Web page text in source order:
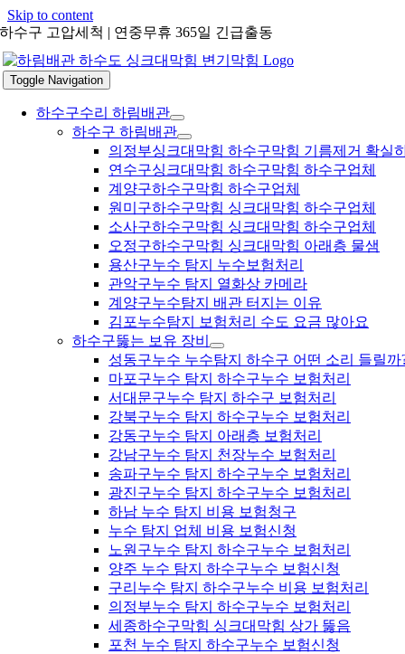
Skip to content
하수구 고압세척 | 연중무휴 365일 긴급출동
Toggle Navigation
하수구수리 하림배관
하수구 하림배관
의정부싱크대막힘 하수구막힘 기름제거 확실
연수구싱크대막힘 하수구막힘 하수구업체
계양구하수구막힘 하수구업체
원미구하수구막힘 싱크대막힘 하수구업체
소사구하수구막힘 싱크대막힘 하수구업체
오정구하수구막힘 싱크대막힘 아래층 물샘
용산구누수 탐지 누수보험처리
관악구누수 탐지 열화상 카메라
계양구누수탐지 배관 터지는 이유
김포누수탐지 보험처리 수도 요금 많아요
하수구뚫는 보유 장비
성동구누수 누수탐지 하수구 어떤 소리 들릴까
마포구누수 탐지 하수구누수 보험처리
서대문구누수 탐지 하수구 보험처리
강북구누수 탐지 하수구누수 보험처리
강동구누수 탐지 아래층 보험처리
강남구누수 탐지 천장누수 보험처리
송파구누수 탐지 하수구누수 보험처리
광진구누수 탐지 하수구누수 보험처리
하남 누수 탐지 비용 보험청구
누수 탐지 업체 비용 보험신청
노원구누수 탐지 하수구누수 보험처리
양주 누수 탐지 하수구누수 보험신청
구리누수 탐지 하수구누수 비용 보험처리
의정부누수 탐지 하수구누수 보험처리
세종하수구막힘 싱크대막힘 상가 뚫음
포천 누수 탐지 하수구누수 보험신청